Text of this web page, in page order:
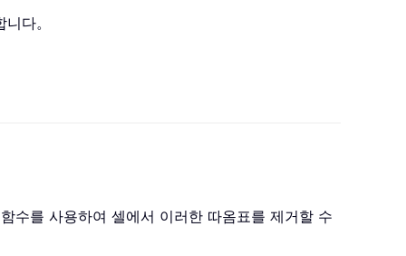
다。
수를 사용하여 셀에서 이러한 따옴표를 제거할 수